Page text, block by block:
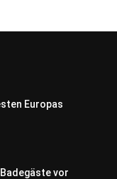
Europas
vor